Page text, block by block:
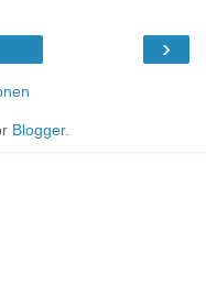
›
Blogger.